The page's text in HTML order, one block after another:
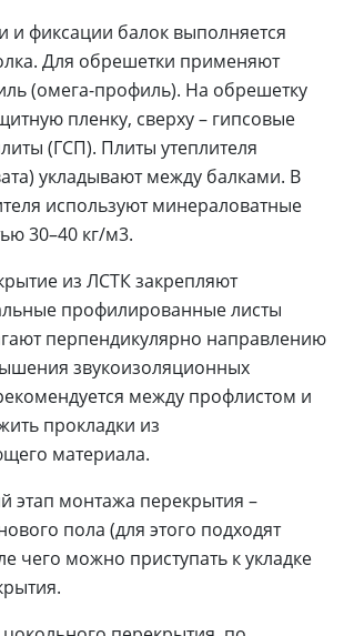
и фиксации балок выполняется
Для обрешетки применяют
(омега-профиль). На обрешетку
пленку, сверху – гипсовые
(ГСП). Плиты утеплителя
укладывают между балками. В
используют минераловатные
30–40 кг/м3.
из ЛСТК закрепляют
профилированные листы
перпендикулярно направлению
звукоизоляционных
между профлистом и
прокладки из
материала.
этап монтажа перекрытия –
пола (для этого подходят
чего можно приступать к укладке